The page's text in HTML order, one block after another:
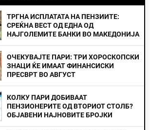
ТРГНА ИСПЛАТАТА НА ПЕНЗИИТЕ:
СРЕЌНА ВЕСТ ОД ЕДНА ОД
НАЈГОЛЕМИТЕ БАНКИ ВО МАКЕДОНИЈА
ОЧЕКУВАЈТЕ ПАРИ: ТРИ ХОРОСКОПСКИ
ЗНАЦИ ЌЕ ИМААТ ФИНАНСИСКИ
ПРЕСВРТ ВО АВГУСТ
КОЛКУ ПАРИ ДОБИВААТ
ПЕНЗИОНЕРИТЕ ОД ВТОРИОТ СТОЛБ?
ОБЈАВЕНИ НАЈНОВИТЕ БРОЈКИ